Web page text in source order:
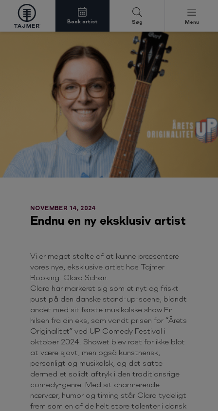
Book artist Søg Menu
NOVEMBER 14, 2024
Endnu en ny eksklusiv artist
Vi er meget stolte af at kunne præsentere
vores nye, eksklusive artist hos Tajmer
Booking: Clara Schøn.
Clara har markeret sig som et nyt og friskt
pust på den danske stand-up-scene, blandt
andet med sit første musikalske show En
hilsen fra din eks, som vandt prisen for “Årets
Originalitet” ved UP Comedy Festival i
oktober 2024. Showet blev rost for ikke blot
at være sjovt, men også kunstnerisk,
personligt og musikalsk, og det satte
dermed et solidt aftryk i den traditionsrige
comedy-genre. Med sit charmerende
nærvær, humor og timing står Clara tydeligt
frem som en af de helt store talenter i dansk